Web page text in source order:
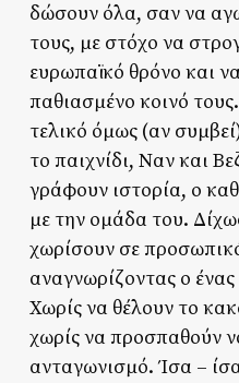
δώσουν όλα, σαν να
τους, με στόχο να
ευρωπαϊκό θρόνο και
παθιασμένο κοινό
τελικό όμως (αν
το παιχνίδι, Ναν και
γράφουν ιστορία, ο
με την ομάδα του.
χωρίσουν σε
αναγνωρίζοντας ο
Χωρίς να θέλουν το
χωρίς να προσπαθούν
ανταγωνισμό. Ίσα –